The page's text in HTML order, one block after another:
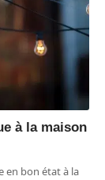
à la maison
en bon état à la